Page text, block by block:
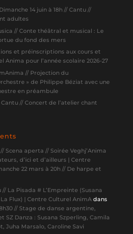
14 juin à 18h // Cantu //
adultes
// Conte théâtral et musical : Le
du fond des mers
et préinscriptions aux cours et
pour l’année scolaire 2026-27
// Projection du
» de Philippe Béziat avec une
en préambule
Cantu // Concert de l’atelier chant
Scena aperta // Soirée Veghj’Anima
d’ici et d’ailleurs | Centre
22 mars à 20h // De harpe et
// La Pisada # L’Empreinte (Susana
Flux) | Centre Culturel AnimAdans
// Stage de danse argentine,
SZ Danza : Susana Szperling, Camila
Juha Marsalo, Caroline Savi